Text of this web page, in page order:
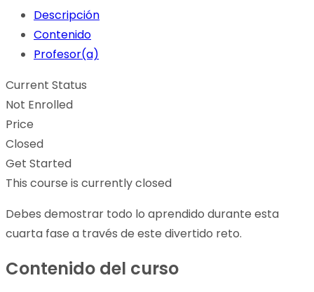
Descripción
Contenido
Profesor(a)
Current Status
Not Enrolled
Price
Closed
Get Started
This course is currently closed
Debes demostrar todo lo aprendido durante esta
cuarta fase a través de este divertido reto.
Contenido del curso